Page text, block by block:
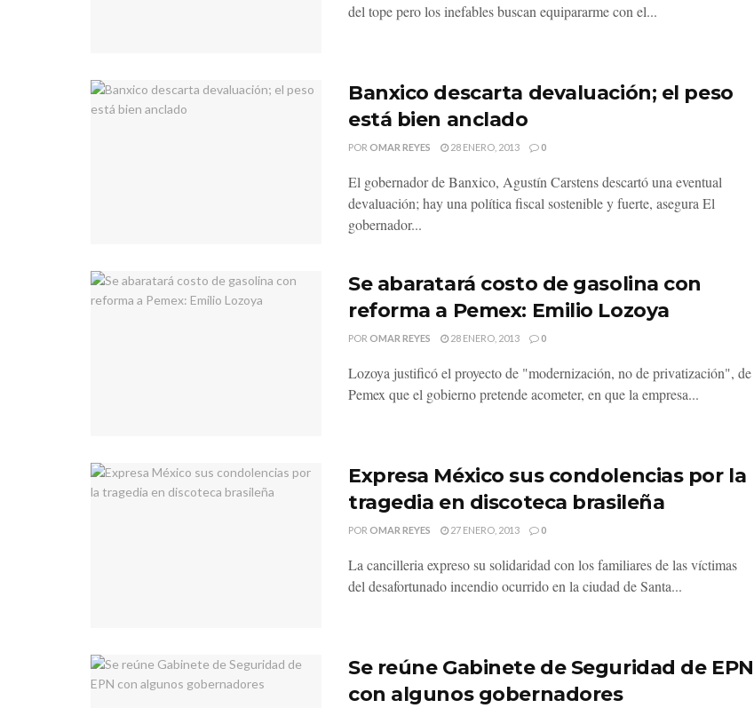
del tope pero los inefables buscan equipararme con el...
Banxico descarta devaluación; el peso
está bien anclado
POR OMAR REYES 28 ENERO, 2013 0
El gobernador de Banxico, Agustín Carstens descartó una eventual
devaluación; hay una política fiscal sostenible y fuerte, asegura El
gobernador...
Se abaratará costo de gasolina con
reforma a Pemex: Emilio Lozoya
POR OMAR REYES 28 ENERO, 2013 0
Lozoya justificó el proyecto de "modernización, no de privatización", de
Pemex que el gobierno pretende acometer, en que la empresa...
Expresa México sus condolencias por la
tragedia en discoteca brasileña
POR OMAR REYES 27 ENERO, 2013 0
La cancilleria expreso su solidaridad con los familiares de las víctimas
del desafortunado incendio ocurrido en la ciudad de Santa...
Se reúne Gabinete de Seguridad de EPN
con algunos gobernadores